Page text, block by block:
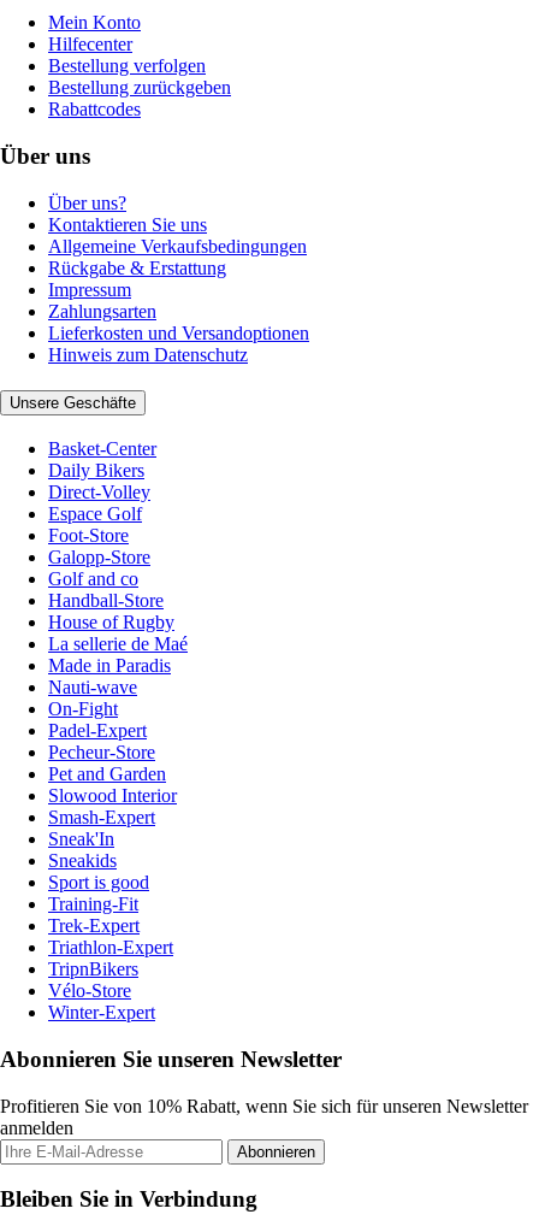
Mein Konto
Hilfecenter
Bestellung verfolgen
Bestellung zurückgeben
Rabattcodes
Über uns
Über uns?
Kontaktieren Sie uns
Allgemeine Verkaufsbedingungen
Rückgabe & Erstattung
Impressum
Zahlungsarten
Lieferkosten und Versandoptionen
Hinweis zum Datenschutz
Unsere Geschäfte
Basket-Center
Daily Bikers
Direct-Volley
Espace Golf
Foot-Store
Galopp-Store
Golf and co
Handball-Store
House of Rugby
La sellerie de Maé
Made in Paradis
Nauti-wave
On-Fight
Padel-Expert
Pecheur-Store
Pet and Garden
Slowood Interior
Smash-Expert
Sneak'In
Sneakids
Sport is good
Training-Fit
Trek-Expert
Triathlon-Expert
TripnBikers
Vélo-Store
Winter-Expert
Abonnieren Sie unseren Newsletter
Profitieren Sie von 10% Rabatt, wenn Sie sich für unseren Newsletter
anmelden
Abonnieren
Bleiben Sie in Verbindung